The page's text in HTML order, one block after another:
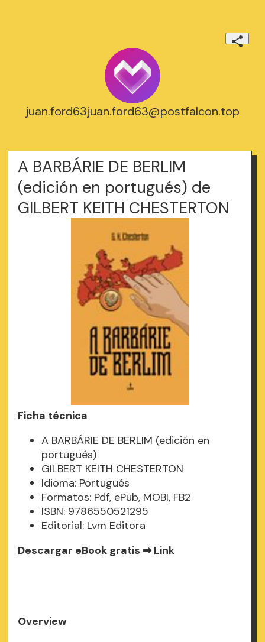
juan.ford63juan.ford63@postfalcon.top
A BARBÁRIE DE BERLIM
(edición en portugués) de
GILBERT KEITH CHESTERTON
Ficha técnica
A BARBÁRIE DE BERLIM (edición en
portugués)
GILBERT KEITH CHESTERTON
Idioma: Portugués
Formatos: Pdf, ePub, MOBI, FB2
ISBN: 9786550521295
Editorial: Lvm Editora
Descargar eBook gratis ➡Link
Overview